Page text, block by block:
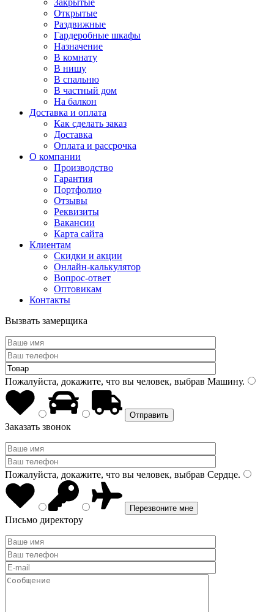
Закрытые
Открытые
Раздвижные
Гардеробные шкафы
Назначение
В комнату
В нишу
В спальню
В частный дом
На балкон
Доставка и оплата
Как сделать заказ
Доставка
Оплата и рассрочка
О компании
Производство
Гарантия
Портфолио
Отзывы
Реквизиты
Вакансии
Карта сайта
Клиентам
Скидки и акции
Онлайн-калькулятор
Вопрос-ответ
Оптовикам
Контакты
Вызвать замерщика
Пожалуйста, докажите, что вы человек, выбрав Машину.
Заказать звонок
Пожалуйста, докажите, что вы человек, выбрав Сердце.
Письмо директору